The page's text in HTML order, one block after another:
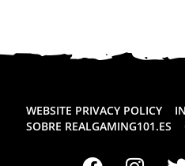
WEBSITE PRIVACY POLICY
SOBRE REALGAMING101.ES